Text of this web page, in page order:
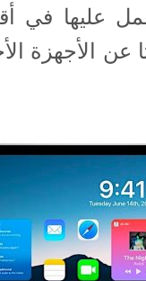
عليها
عن الأجهزة